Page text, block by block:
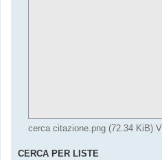
cerca citazione.png (72.34 KiB)
CERCA PER LISTE